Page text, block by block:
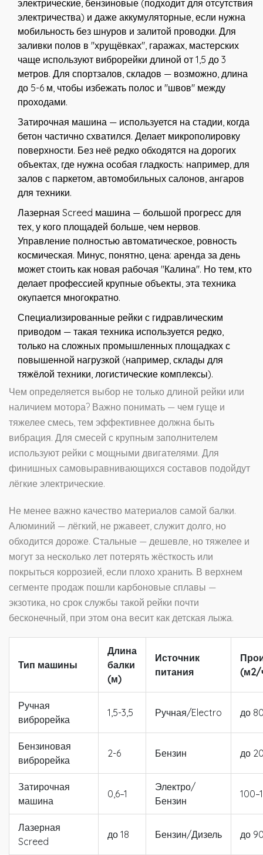
электрические, бензиновые (подходит для отсутствия
электричества) и даже аккумуляторные, если нужна
мобильность без шнуров и залитой проводки. Для
заливки полов в "хрущёвках", гаражах, мастерских
чаще используют виброрейки длиной от 1,5 до 3
метров. Для спортзалов, складов — возможно, длина
до 5-6 м, чтобы избежать полос и "швов" между
проходами.
Затирочная машина — используется на стадии, когда
бетон частично схватился. Делает микрополировку
поверхности. Без неё редко обходятся на дорогих
объектах, где нужна особая гладкость: например, для
залов с паркетом, автомобильных салонов, ангаров
для техники.
Лазерная Screed машина — большой прогресс для
тех, у кого площадей больше, чем нервов.
Управление полностью автоматическое, ровность
космическая. Минус, понятно, цена: аренда за день
может стоить как новая рабочая "Калина". Но тем, кто
делает профессией крупные объекты, эта техника
окупается многократно.
Специализированные рейки с гидравлическим
приводом — такая техника используется редко,
только на сложных промышленных площадках с
повышенной нагрузкой (например, склады для
тяжёлой техники, логистические комплексы).
Чем определяется выбор не только длиной рейки или
наличием мотора? Важно понимать — чем гуще и
тяжелее смесь, тем эффективнее должна быть
вибрация. Для смесей с крупным заполнителем
используют рейки с мощными двигателями. Для
финишных самовыравнивающихся составов подойдут
лёгкие электрические.
Не менее важно качество материалов самой балки.
Алюминий — лёгкий, не ржавеет, служит долго, но
обходится дороже. Стальные — дешевле, но тяжелее и
могут за несколько лет потерять жёсткость или
покрыться коррозией, если плохо хранить. В верхнем
сегменте продаж пошли карбоновые сплавы —
экзотика, но срок службы такой рейки почти
бесконечный, при этом она весит как детская лыжа.
Тип машины
Длина
балки
(м)
Источник
питания
(м2/
Ручная
виброрейка
1,5-3,5 Ручная/Electro до
Бензиновая
виброрейка
2-6 Бензин до
Затирочная
машина
0,6–1
Электро/
Бензин
Лазерная
Screed
до 18 Бензин/Дизель до